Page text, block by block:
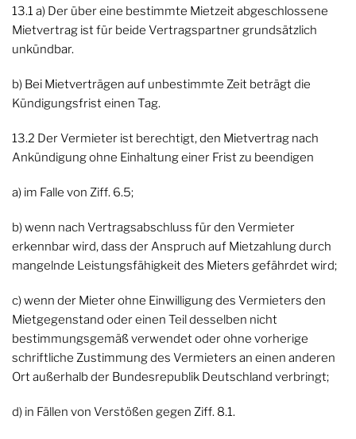
13.1 a) Der über eine bestimmte Mietzeit abgeschlossene
Mietvertrag ist für beide Vertragspartner grundsätzlich
unkündbar.
b) Bei Mietverträgen auf unbestimmte Zeit beträgt die
Kündigungsfrist einen Tag.
13.2 Der Vermieter ist berechtigt, den Mietvertrag nach
Ankündigung ohne Einhaltung einer Frist zu beendigen
a) im Falle von Ziff. 6.5;
b) wenn nach Vertragsabschluss für den Vermieter
erkennbar wird, dass der Anspruch auf Mietzahlung durch
mangelnde Leistungsfähigkeit des Mieters gefährdet wird;
c) wenn der Mieter ohne Einwilligung des Vermieters den
Mietgegenstand oder einen Teil desselben nicht
bestimmungsgemäß verwendet oder ohne vorherige
schriftliche Zustimmung des Vermieters an einen anderen
Ort außerhalb der Bundesrepublik Deutschland verbringt;
d) in Fällen von Verstößen gegen Ziff. 8.1.